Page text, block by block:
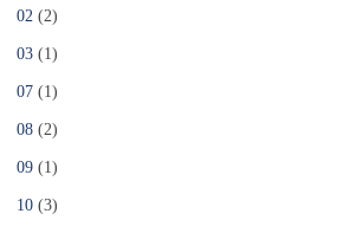
02 (2)
03 (1)
07 (1)
08 (2)
09 (1)
10 (3)